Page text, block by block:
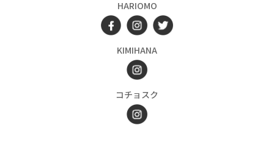
HARIOMO
KIMIHANA
コチョスク